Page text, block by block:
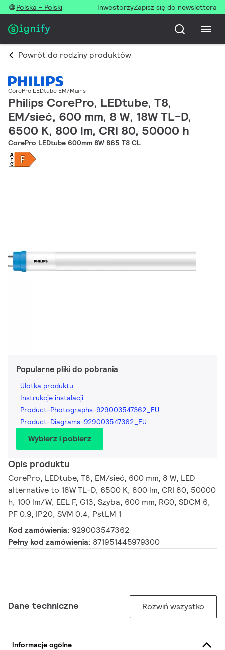
Polska - Polski InwestorzyZapisz się do newslettera
Powrót do rodziny produktów
CorePro LEDtube EM/Mains
Philips CorePro, LEDtube, T8,
EM/sieć, 600 mm, 8 W, 18W TL-D,
6500 K, 800 lm, CRI 80, 50000 h
CorePro LEDtube 600mm 8W 865 T8 CL
Popularne pliki do pobrania
Ulotka produktu
Instrukcje instalacji
Product-Photographs-929003547362_EU
Product-Diagrams-929003547362_EU
Wybierz i pobierz
Opis produktu
CorePro, LEDtube, T8, EM/sieć, 600 mm, 8 W, LED
alternative to 18W TL-D, 6500 K, 800 lm, CRI 80, 50000
h, 100 lm/W, EEL F, G13, Szyba, 600 mm, RG0, SDCM 6,
PF 0.9, IP20, SVM 0.4, PstLM 1
Kod zamówienia: 929003547362
Pełny kod zamówienia: 871951445979300
Dane techniczne Rozwiń wszystko
Informacje ogólne